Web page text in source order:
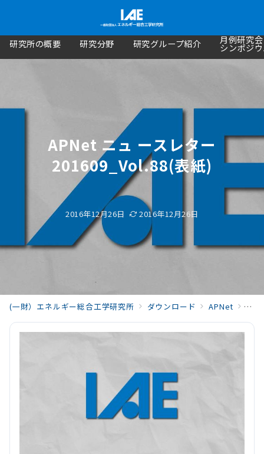
研究所の概要 研究分野 研究グループ紹介 月例研究
シンポジ
APNet ニュ ースレター
201609_Vol.88(表紙)
2016年12月26日 2016年12月26日
(一財）エネルギー総合工学研究所 ダウンロード APNet